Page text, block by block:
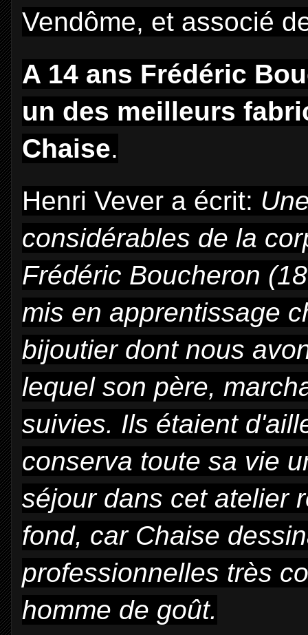
Vendôme, et associé
A 14 ans Frédéric
un des meilleurs
Chaise.
Henri Vever a écrit:
considérables de la
Frédéric Boucheron
mis en apprentissage
bijoutier dont nous
lequel son père,
suivies. Ils étaient
conserva toute sa vie
séjour dans cet atelier
fond, car Chaise
professionnelles très
homme de goût.